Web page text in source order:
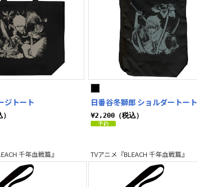
ジトート 日番谷冬獅郎 ショルダートート
¥2,200（税込）
千年血戦篇』 TVアニメ『BLEACH 千年血戦篇』